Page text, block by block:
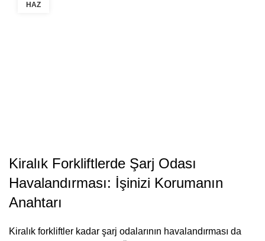
HAZ
Kiralık Forkliftlerde Şarj Odası
Havalandırması: İşinizi Korumanın
Anahtarı
Kiralık forkliftler kadar şarj odalarının havalandırması da